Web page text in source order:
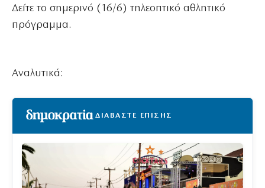
Δείτε το σημερινό (16/6) τηλεοπτικό αθλητικό
πρόγραμμα.
Αναλυτικά:
ΔΙΑΒΑΣΤΕ ΕΠΙΣΗΣ